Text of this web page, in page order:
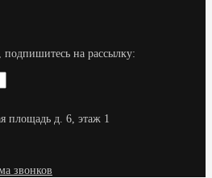
на рассылку:
площадь д. 6, этаж 1
звонков